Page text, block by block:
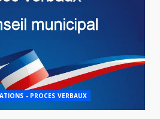
- PROCES VERBAUX